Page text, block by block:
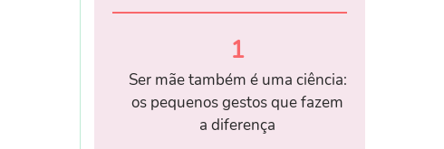
1
Ser mãe também é uma ciência:
os pequenos gestos que fazem
a diferença